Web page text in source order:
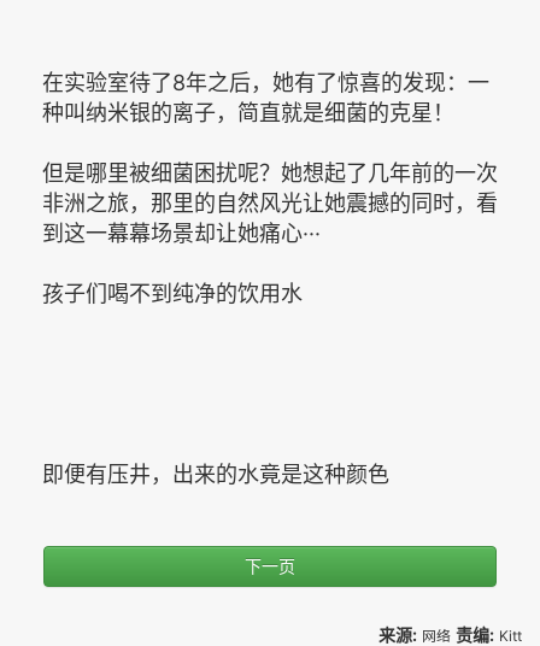
在实验室待了8年之后，她有了惊喜的发现：一
种叫纳米银的离子，简直就是细菌的克星！
但是哪里被细菌困扰呢？她想起了几年前的一次
非洲之旅，那里的自然风光让她震撼的同时，看
到这一幕幕场景却让她痛心···
孩子们喝不到纯净的饮用水
即便有压井，出来的水竟是这种颜色
下一页
来源: 网络 责编: Kitt